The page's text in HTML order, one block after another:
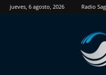
jueves, 6 agosto, 2026 Radio